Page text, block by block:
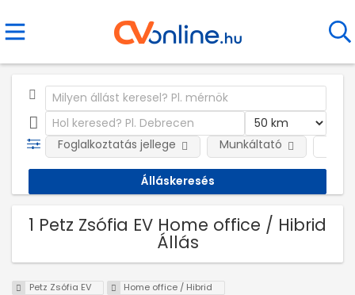
Foglalkoztatás jellege Munkáltató
1 Petz Zsófia EV Home office / Hibrid
Állás
Petz Zsófia EV Home office / Hibrid